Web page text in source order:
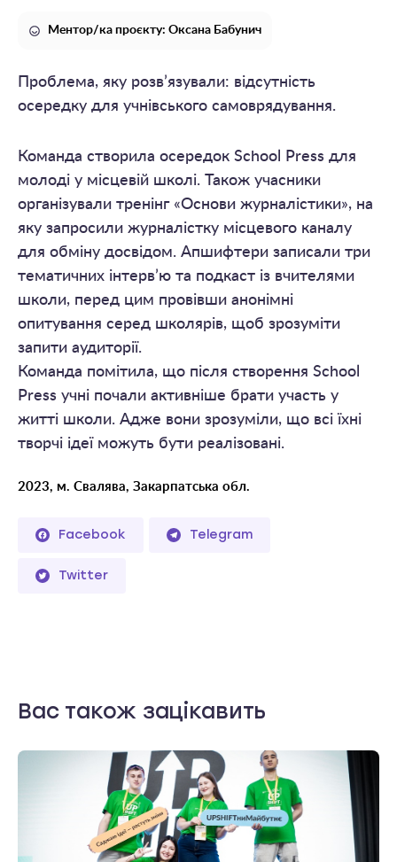
Ментор/ка проєкту: Оксана Бабунич
Проблема, яку розв’язували: відсутність
осередку для учнівського самоврядування.
Команда створила осередок School Press для
молоді у місцевій школі. Також учасники
організували тренінг «Основи журналістики», на
яку запросили журналістку місцевого каналу
для обміну досвідом. Апшифтери записали три
тематичних інтерв’ю та подкаст із вчителями
школи, перед цим провівши анонімні
опитування серед школярів, щоб зрозуміти
запити аудиторії.
Команда помітила, що після створення School
Press учні почали активніше брати участь у
житті школи. Адже вони зрозуміли, що всі їхні
творчі ідеї можуть бути реалізовані.
2023, м. Свалява, Закарпатська обл.
Facebook Telegram
Twitter
Вас також зацікавить